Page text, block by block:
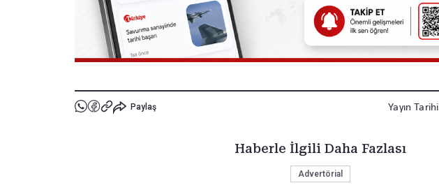
Paylaş Yayın Tarihi
Haberle İlgili Daha Fazlası
Advertörial